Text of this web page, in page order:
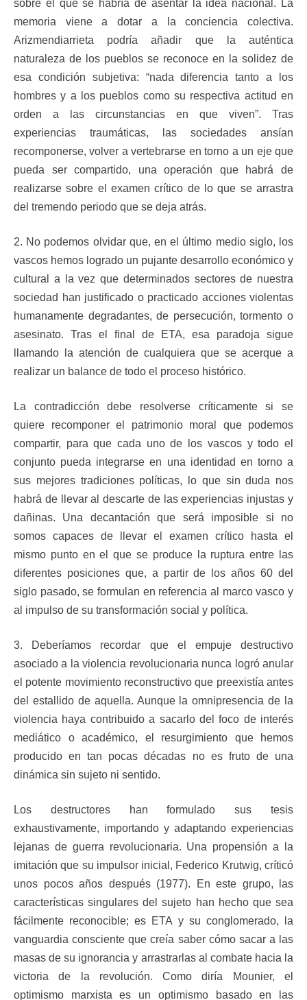
sobre el que se habría de asentar la idea nacional. La
memoria viene a dotar a la conciencia colectiva.
Arizmendiarrieta podría añadir que la auténtica
naturaleza de los pueblos se reconoce en la solidez de
esa condición subjetiva: “nada diferencia tanto a los
hombres y a los pueblos como su respectiva actitud en
orden a las circunstancias en que viven”. Tras
experiencias traumáticas, las sociedades ansían
recomponerse, volver a vertebrarse en torno a un eje que
pueda ser compartido, una operación que habrá de
realizarse sobre el examen crítico de lo que se arrastra
del tremendo periodo que se deja atrás.
2. No podemos olvidar que, en el último medio siglo, los
vascos hemos logrado un pujante desarrollo económico y
cultural a la vez que determinados sectores de nuestra
sociedad han justificado o practicado acciones violentas
humanamente degradantes, de persecución, tormento o
asesinato. Tras el final de ETA, esa paradoja sigue
llamando la atención de cualquiera que se acerque a
realizar un balance de todo el proceso histórico.
La contradicción debe resolverse críticamente si se
quiere recomponer el patrimonio moral que podemos
compartir, para que cada uno de los vascos y todo el
conjunto pueda integrarse en una identidad en torno a
sus mejores tradiciones políticas, lo que sin duda nos
habrá de llevar al descarte de las experiencias injustas y
dañinas. Una decantación que será imposible si no
somos capaces de llevar el examen crítico hasta el
mismo punto en el que se produce la ruptura entre las
diferentes posiciones que, a partir de los años 60 del
siglo pasado, se formulan en referencia al marco vasco y
al impulso de su transformación social y política.
3. Deberíamos recordar que el empuje destructivo
asociado a la violencia revolucionaria nunca logró anular
el potente movimiento reconstructivo que preexistía antes
del estallido de aquella. Aunque la omnipresencia de la
violencia haya contribuido a sacarlo del foco de interés
mediático o académico, el resurgimiento que hemos
producido en tan pocas décadas no es fruto de una
dinámica sin sujeto ni sentido.
Los destructores han formulado sus tesis
exhaustivamente, importando y adaptando experiencias
lejanas de guerra revolucionaria. Una propensión a la
imitación que su impulsor inicial, Federico Krutwig, críticó
unos pocos años después (1977). En este grupo, las
características singulares del sujeto han hecho que sea
fácilmente reconocible; es ETA y su conglomerado, la
vanguardia consciente que creía saber cómo sacar a las
masas de su ignorancia y arrastrarlas al combate hacia la
victoria de la revolución. Como diría Mounier, el
optimismo marxista es un optimismo basado en las